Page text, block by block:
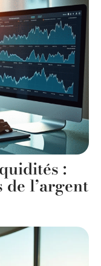
:
l’argent